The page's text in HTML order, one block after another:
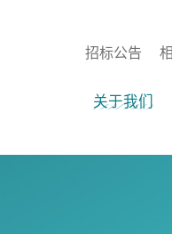
招标公告
关于我们